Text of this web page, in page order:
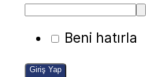
Beni hatırla
Giriş Yap